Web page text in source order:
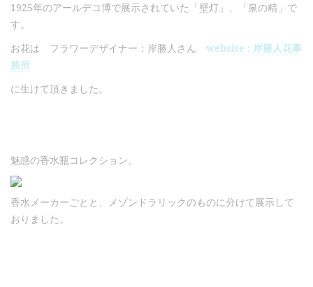
1925年のアールデコ博で展示されていた「壁灯」、「泉の精」で
す。
お花は フラワーデザイナー：岸勝人さん website : 岸勝人花事
務所
に生けて頂きました。
魅惑の香水瓶コレクション。
香水メーカーごとと、メゾンドラリックのものに分けて展示して
おりました。